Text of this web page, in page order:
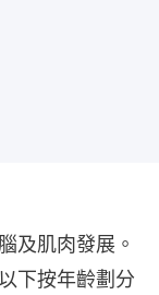
及肌肉發展。
下按年齡劃分